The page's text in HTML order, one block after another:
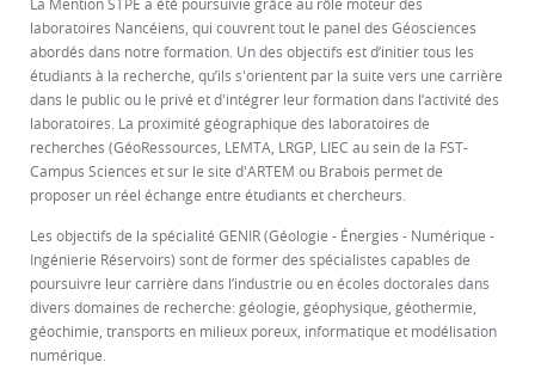
La Mention STPE a été poursuivie grâce au rôle moteur des
laboratoires Nancéiens, qui couvrent tout le panel des Géosciences
abordés dans notre formation. Un des objectifs est d’initier tous les
étudiants à la recherche, qu’ils s'orientent par la suite vers une carrière
dans le public ou le privé et d'intégrer leur formation dans l’activité des
laboratoires. La proximité géographique des laboratoires de
recherches (GéoRessources, LEMTA, LRGP, LIEC au sein de la FST-
Campus Sciences et sur le site d'ARTEM ou Brabois permet de
proposer un réel échange entre étudiants et chercheurs.
Les objectifs de la spécialité GENIR (Géologie - Énergies - Numérique -
Ingénierie Réservoirs) sont de former des spécialistes capables de
poursuivre leur carrière dans l’industrie ou en écoles doctorales dans
divers domaines de recherche: géologie, géophysique, géothermie,
géochimie, transports en milieux poreux, informatique et modélisation
numérique.